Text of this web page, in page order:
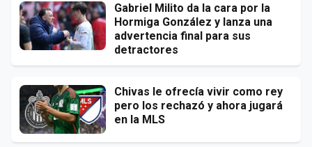
Gabriel Milito da la cara por la
Hormiga González y lanza una
advertencia final para sus
detractores
Chivas le ofrecía vivir como rey
pero los rechazó y ahora jugará
en la MLS